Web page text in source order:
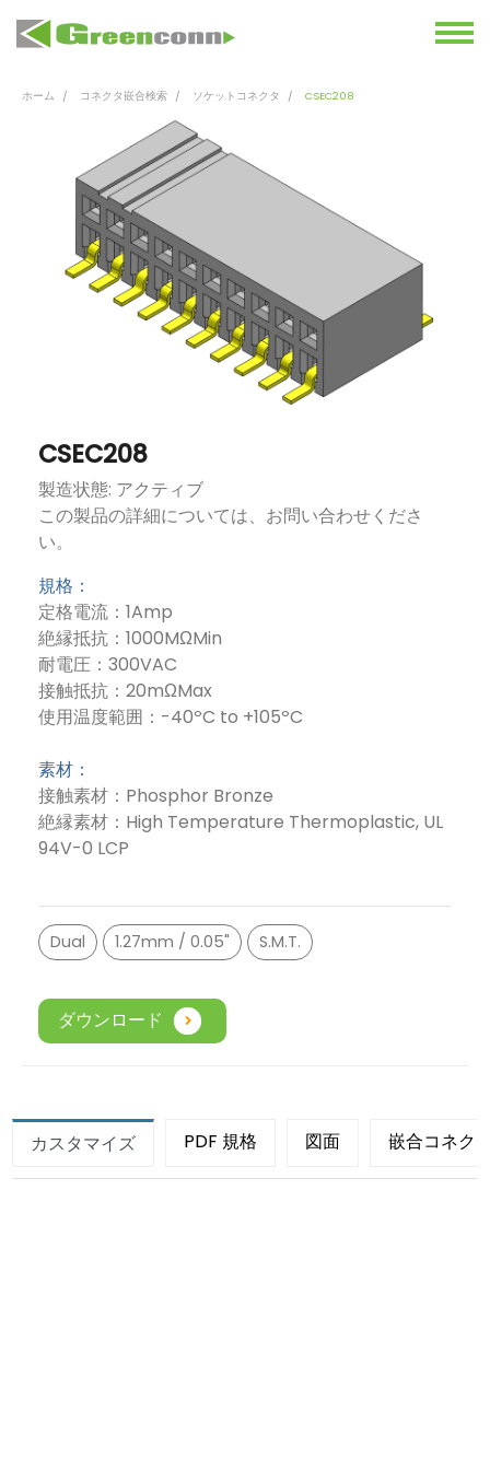
ホーム コネクタ嵌合検索 ソケットコネクタ CSEC208
CSEC208
製造状態: アクティブ
この製品の詳細については、お問い合わせくださ
い。
規格：
定格電流：1Amp
絶縁抵抗：1000MΩMin
耐電圧：300VAC
接触抵抗：20mΩMax
使用温度範囲：-40ºC to +105ºC
素材：
接触素材：Phosphor Bronze
絶縁素材：High Temperature Thermoplastic, UL
94V-0 LCP
Dual 1.27mm / 0.05" S.M.T.
ダウンロード
カスタマイズ PDF 規格 図面 嵌合コネク